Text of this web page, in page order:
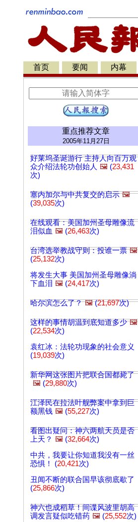
首页 要闻 内幕
重点推荐文章
2005年11月27日
好莱坞圣诞游行 主持人向百万观
众介绍法轮功创始人 🖼️ (23,431
次)
塞内加尔与中共复交的启示 🖼️
(39,035次)
在线观看：美国加州圣母雕像流
泪似血 🖼️ (26,463次)
台湾选举教战守则：投谁一票 🖼️
(25,132次)
将发生大事 美国加州圣母雕像淌
下血泪 🖼️ (24,417次)
哈尔滨怎么了？ 🖼️(21,697次)
这样的事情胡温到底知道多少 🖼️
(22,534次)
袁红冰：法轮功现象的社会意义
(19,039次)
新华网这张图片把联合国都毙了
🖼️ (29,880次)
江泽民在拉法叶舰弊案中拿到巨
额黑钱 🖼️ (55,227次)
看图出疑问：神六两航天员是否
上天？ 🖼️ (32,664次)
中共，我要让你知道我没有一丝
恐惧！ (20,421次)
丑闻不断的联合国早该彻底歇了
(25,866次)
神六也成稻草！间谍风波里胡高
调发言疑似吃错药 🖼️ (25,552次)